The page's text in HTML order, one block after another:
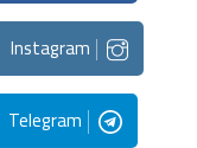
Instagram
Telegram